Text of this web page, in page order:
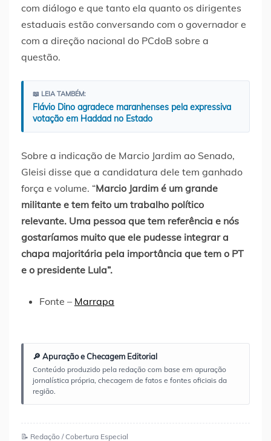
com diálogo e que tanto ela quanto os dirigentes
estaduais estão conversando com o governador e
com a direção nacional do PCdoB sobre a
questão.
📖 LEIA TAMBÉM:
Flávio Dino agradece maranhenses pela expressiva
votação em Haddad no Estado
Sobre a indicação de Marcio Jardim ao Senado,
Gleisi disse que a candidatura dele tem ganhado
força e volume. “Marcio Jardim é um grande
militante e tem feito um trabalho político
relevante. Uma pessoa que tem referência e nós
gostaríamos muito que ele pudesse integrar a
chapa majoritária pela importância que tem o PT
e o presidente Lula”.
Fonte – Marrapa
🔎 Apuração e Checagem Editorial
Conteúdo produzido pela redação com base em apuração
jornalística própria, checagem de fatos e fontes oficiais da
região.
📝 Redação / Cobertura Especial